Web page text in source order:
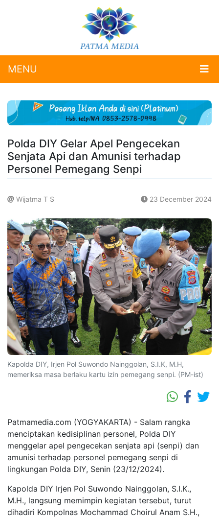
MENU
Polda DIY Gelar Apel Pengecekan
Senjata Api dan Amunisi terhadap
Personel Pemegang Senpi
Wijatma T S 23 December 2024
Kapolda DIY, Irjen Pol Suwondo Nainggolan, S.I.K, M.H,
memeriksa masa berlaku kartu izin pemegang senpi. (PM-ist)
Patmamedia.com (YOGYAKARTA) - Salam rangka
menciptakan kedisiplinan personel, Polda DIY
menggelar apel pengecekan senjata api (senpi) dan
amunisi terhadap personel pemegang senpi di
lingkungan Polda DIY, Senin (23/12/2024).
Kapolda DIY Irjen Pol Suwondo Nainggolan, S.I.K.,
M.H., langsung memimpin kegiatan tersebut, turut
dihadiri Kompolnas Mochammad Choirul Anam S.H.,